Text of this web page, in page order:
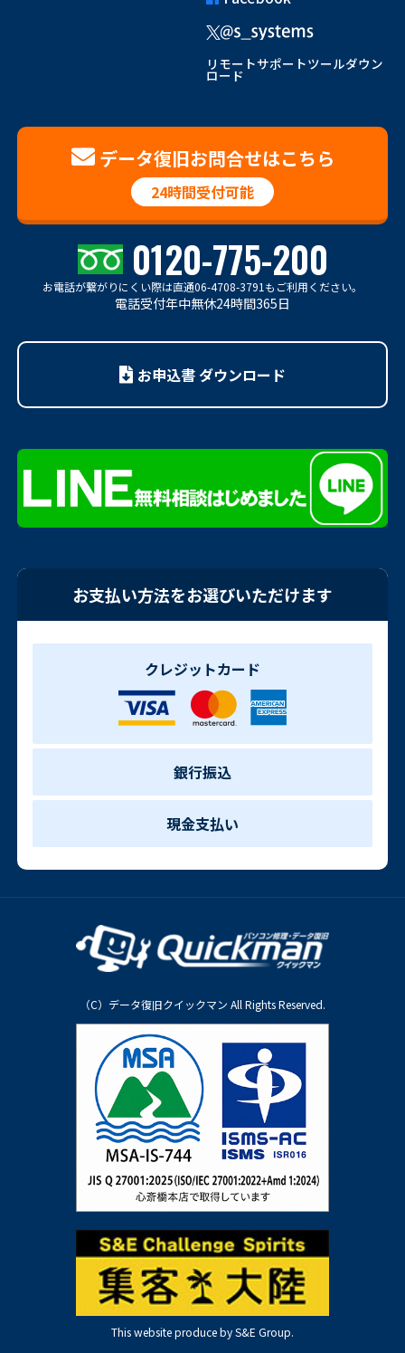
リモートサポートツールダウン
ロード
データ復旧お問合せはこちら
24時間受付可能
0120-775-200
お電話が繋がりにくい際は直通06-4708-3791もご利用ください。
電話受付年中無休24時間365日
お申込書 ダウンロード
お支払い方法をお選びいただけます
クレジットカード
銀行振込
現金支払い
（C）データ復旧クイックマン All Rights Reserved.
This website produce by S&E Group.